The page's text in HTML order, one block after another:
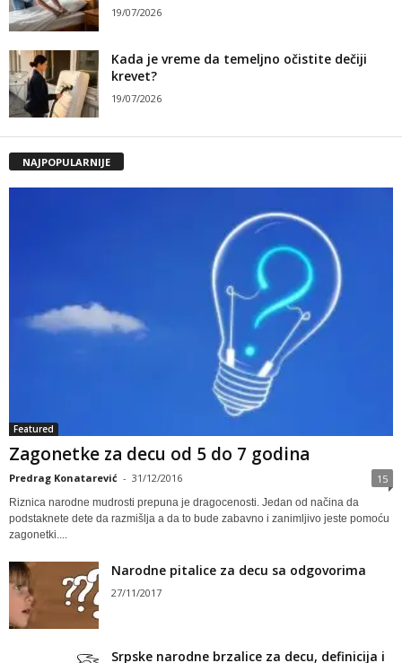
19/07/2026
Kada je vreme da temeljno očistite dečiji
krevet?
19/07/2026
NAJPOPULARNIJE
Featured
Zagonetke za decu od 5 do 7 godina
Predrag Konatarević - 31/12/2016 15
Riznica narodne mudrosti prepuna je dragocenosti. Jedan od načina da
podstaknete dete da razmišlja a da to bude zabavno i zanimljivo jeste pomoću
zagonetki....
Narodne pitalice za decu sa odgovorima
27/11/2017
Srpske narodne brzalice za decu, definicija i